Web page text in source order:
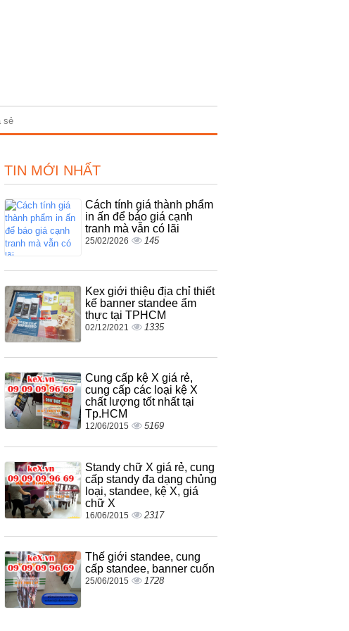
sẻ
TIN MỚI NHẤT
Cách tính giá thành phẩm
in ấn để báo giá cạnh
tranh mà vẫn có lãi
25/02/2026 145
Kex giới thiệu địa chỉ thiết
kế banner standee ẩm
thực tại TPHCM
02/12/2021 1335
Cung cấp kệ X giá rẻ,
cung cấp các loại kệ X
chất lượng tốt nhất tại
Tp.HCM
12/06/2015 5169
Standy chữ X giá rẻ, cung
cấp standy đa dạng chủng
loại, standee, kệ X, giá
chữ X
16/06/2015 2317
Thế giới standee, cung
cấp standee, banner cuốn
25/06/2015 1728